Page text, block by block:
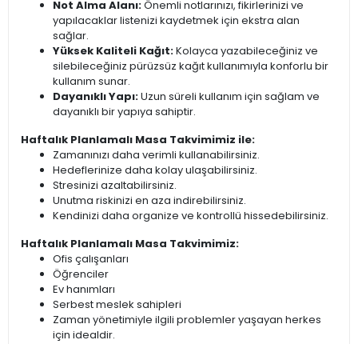
Not Alma Alanı:Önemli notlarınızı, fikirlerinizi ve
yapılacaklar listenizi kaydetmek için ekstra alan
sağlar.
Yüksek Kaliteli Kağıt:Kolayca yazabileceğiniz ve
silebileceğiniz pürüzsüz kağıt kullanımıyla konforlu bir
kullanım sunar.
Dayanıklı Yapı:Uzun süreli kullanım için sağlam ve
dayanıklı bir yapıya sahiptir.
Haftalık Planlamalı Masa Takvimimiz ile:
Zamanınızı daha verimli kullanabilirsiniz.
Hedeflerinize daha kolay ulaşabilirsiniz.
Stresinizi azaltabilirsiniz.
Unutma riskinizi en aza indirebilirsiniz.
Kendinizi daha organize ve kontrollü hissedebilirsiniz.
Haftalık Planlamalı Masa Takvimimiz:
Ofis çalışanları
Öğrenciler
Ev hanımları
Serbest meslek sahipleri
Zaman yönetimiyle ilgili problemler yaşayan herkes
için idealdir.